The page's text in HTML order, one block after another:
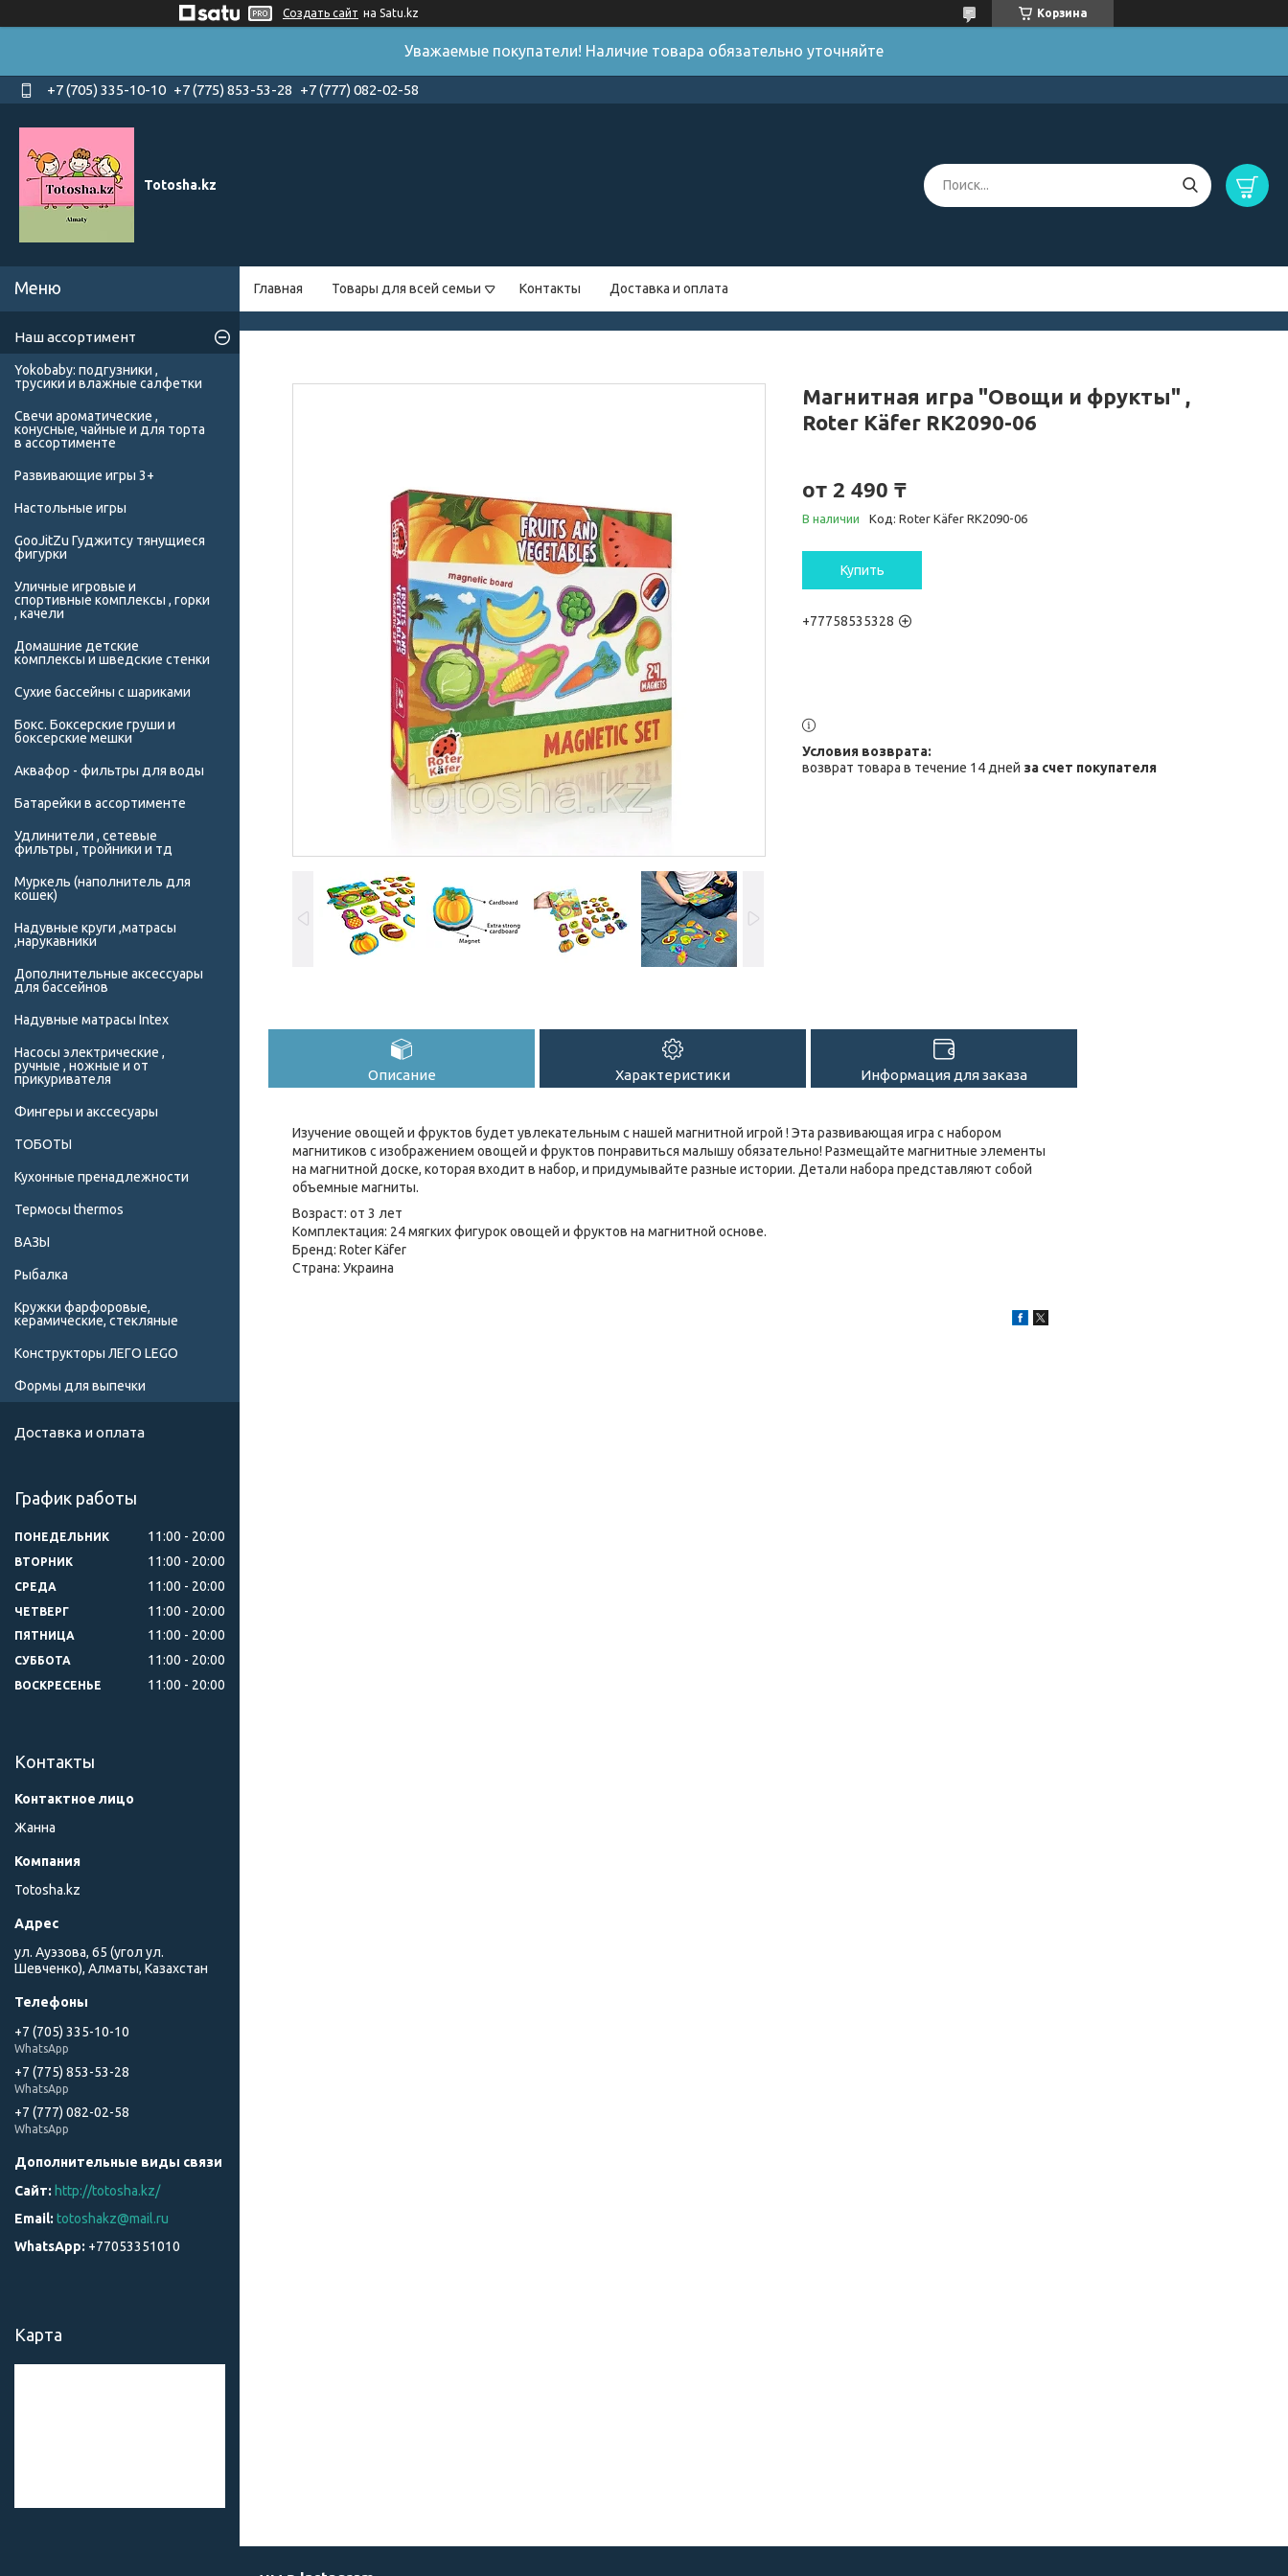
Создать сайт на Satu.kz Корзина
Уважаемые покупатели! Наличие товара обязательно уточняйте
+7 (705) 335-10-10 +7 (775) 853-53-28 +7 (777) 082-02-58
Totosha.kz
Главная Товары для всей семьи Контакты Доставка и оплата
Магнитная игра "Овощи и фрукты" ,
Roter Käfer RK2090-06
от 2 490 ₸
В наличии Код: Roter Käfer RK2090-06
Купить
+77758535328
возврат товара в течение 14 дней за счет покупателя
Описание Характеристики Информация для заказа
Изучение овощей и фруктов будет увлекательным с нашей магнитной игрой ! Эта развивающая игра с набором
магнитиков с изображением овощей и фруктов понравиться малышу обязательно! Размещайте магнитные элементы
на магнитной доске, которая входит в набор, и придумывайте разные истории. Детали набора представляют собой
объемные магниты.
Возраст: от 3 лет
Комплектация: 24 мягких фигурок овощей и фруктов на магнитной основе.
Бренд: Roter Käfer
Страна: Украина
Наш ассортимент
Yokobaby: подгузники ,
трусики и влажные салфетки
Свечи ароматические ,
конусные, чайные и для торта
в ассортименте
Развивающие игры 3+
Настольные игры
GooJitZu Гуджитсу тянущиеся
фигурки
Уличные игровые и
спортивные комплексы , горки
, качели
Домашние детские
комплексы и шведские стенки
Сухие бассейны с шариками
Бокс. Боксерские груши и
боксерские мешки
Аквафор - фильтры для воды
Батарейки в ассортименте
Удлинители , сетевые
фильтры , тройники и тд
Муркель (наполнитель для
кошек)
Надувные круги ,матрасы
,нарукавники
Дополнительные аксессуары
для бассейнов
Надувные матрасы Intex
Насосы электрические ,
ручные , ножные и от
прикуривателя
Фингеры и акссесуары
ТОБОТЫ
Кухонные пренадлежности
Термосы thermos
ВАЗЫ
Рыбалка
Кружки фарфоровые,
керамические, стекляные
Конструкторы ЛЕГО LEGO
Формы для выпечки
Доставка и оплата
График работы
ПОНЕДЕЛЬНИК 11:00 20:00
ВТОРНИК 11:00 20:00
СРЕДА 11:00 20:00
ЧЕТВЕРГ 11:00 20:00
ПЯТНИЦА 11:00 20:00
СУББОТА 11:00 20:00
ВОСКРЕСЕНЬЕ 11:00 20:00
Контакты
Жанна
Totosha.kz
ул. Ауэзова, 65 (угол ул.
Шевченко), Алматы, Казахстан
+7 (705) 335-10-10
WhatsApp
+7 (775) 853-53-28
WhatsApp
+7 (777) 082-02-58
WhatsApp
http://totosha.kz/
totoshakz@mail.ru
+77053351010
Карта